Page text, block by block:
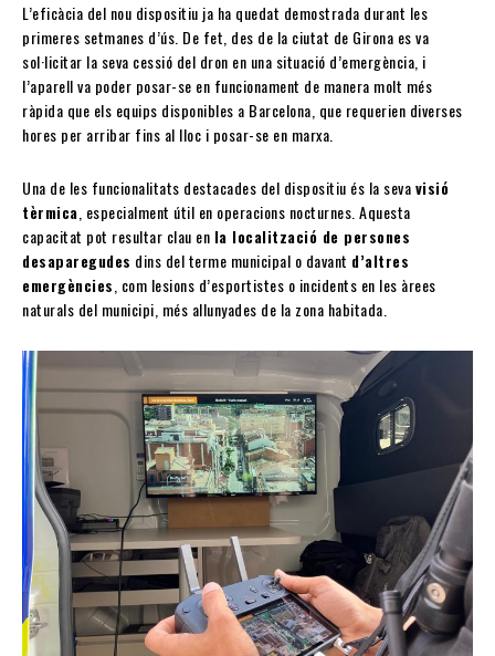
L’eficàcia del nou dispositiu ja ha quedat demostrada durant les
primeres setmanes d’ús. De fet, des de la ciutat de Girona es va
sol·licitar la seva cessió del dron en una situació d’emergència, i
l’aparell va poder posar-se en funcionament de manera molt més
ràpida que els equips disponibles a Barcelona, que requerien diverses
hores per arribar fins al lloc i posar-se en marxa.
Una de les funcionalitats destacades del dispositiu és la sevavisió
tèrmica, especialment útil en operacions nocturnes. Aquesta
capacitat pot resultar clau en la localització de persones
desaparegudes dins del terme municipal o davant d’altres
emergències, com lesions d’esportistes o incidents en les àrees
naturals del municipi, més allunyades de la zona habitada.